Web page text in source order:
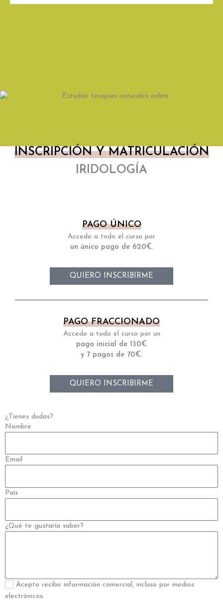
INSCRIPCIÓN Y MATRICULACIÓN
IRIDOLOGÍA
PAGO ÚNICO
Accede a todo el curso por
un único pago de 620€.
QUIERO INSCRIBIRME
PAGO FRACCIONADO
Accede a todo el curso por un
pago inicial de 130€
y 7 pagos de 70€.
QUIERO INSCRIBIRME
¿Tienes dudas?
Nombre
Email
País
¿Qué te gustaría saber?
Acepto recibir información comercial, incluso por medios
electrónicos.